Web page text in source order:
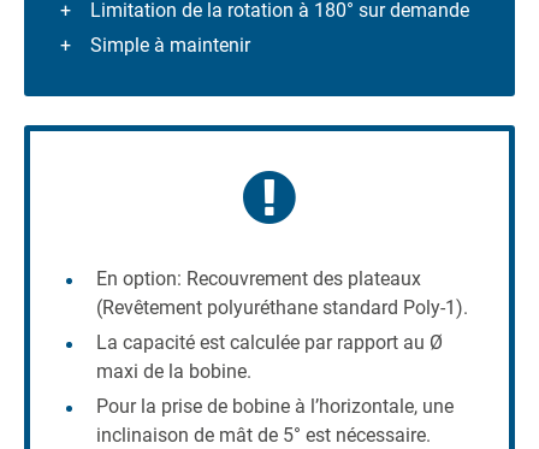
Limitation de la rotation à 180° sur demande
Simple à maintenir
En option: Recouvrement des plateaux
(Revêtement polyuréthane standard Poly-1).
La capacité est calculée par rapport au Ø
maxi de la bobine.
Pour la prise de bobine à l’horizontale, une
inclinaison de mât de 5° est nécessaire.